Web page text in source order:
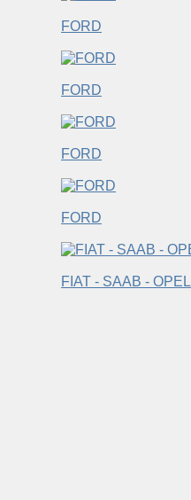
FORD
FORD
FORD
FORD
FIAT - SAAB - OPEL